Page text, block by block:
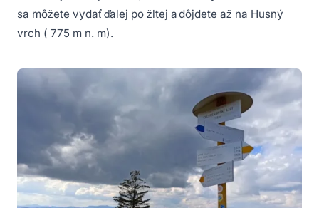
sa môžete vydať ďalej po žltej a dôjdete až na Husný
vrch ( 775 m n. m).